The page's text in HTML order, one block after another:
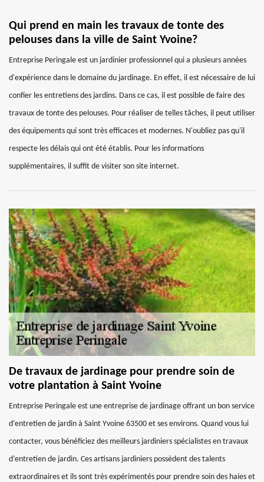
Qui prend en main les travaux de tonte des
pelouses dans la ville de Saint Yvoine?
Entreprise Peringale est un jardinier professionnel qui a plusieurs années
d'expérience dans le domaine du jardinage. En effet, il est nécessaire de lui
confier les entretiens des jardins. Dans ce cas, il est possible de faire des
travaux de tonte des pelouses. Pour réaliser de telles tâches, il peut utiliser
des équipements qui sont très efficaces et modernes. N'oubliez pas qu'il
respecte les délais qui ont été établis. Pour les informations
supplémentaires, il suffit de visiter son site internet.
De travaux de jardinage pour prendre soin de
votre plantation à Saint Yvoine
Entreprise Peringale est une entreprise de jardinage offrant un bon service
d’entretien de jardin à Saint Yvoine 63500 et ses environs. Quand vous lui
contacter, vous bénéficiez des meilleurs jardiniers spécialistes en travaux
d’entretien de jardin. Ces artisans jardiniers possèdent des talents
extraordinaires et ils sont très expérimentés pour prendre soin des haies et